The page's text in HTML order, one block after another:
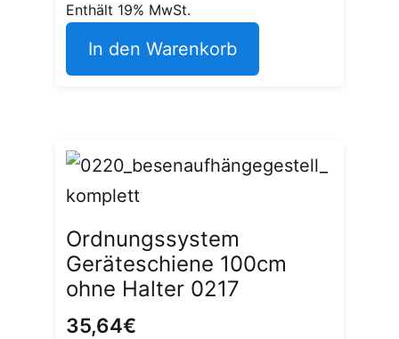
Enthält 19% MwSt.
In den Warenkorb
Ordnungssystem
Geräteschiene 100cm
ohne Halter 0217
35,64€